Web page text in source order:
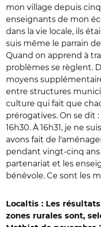
mon village depuis cinq
enseignants de mon
dans la vie locale, ils
suis même le parrain
Quand on apprend à
problèmes se règlent.
moyens
entre structures
culture qui fait que
prérogatives. On se dit
16h30. À 16h31, je ne
avons fait de
pendant vingt-cinq
partenariat et les
bénévole. Ce sont les
Localtis : Les
zones rurales sont,